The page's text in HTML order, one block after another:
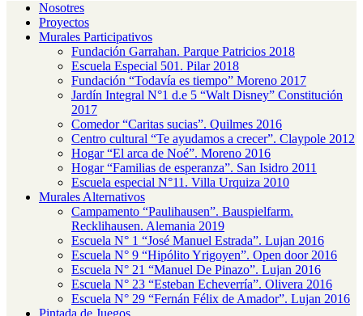
Nosotres
Proyectos
Murales Participativos
Fundación Garrahan. Parque Patricios 2018
Escuela Especial 501. Pilar 2018
Fundación “Todavía es tiempo” Moreno 2017
Jardín Integral N°1 d.e 5 “Walt Disney” Constitución
2017
Comedor “Caritas sucias”. Quilmes 2016
Centro cultural “Te ayudamos a crecer”. Claypole 2012
Hogar “El arca de Noé”. Moreno 2016
Hogar “Familias de esperanza”. San Isidro 2011
Escuela especial N°11. Villa Urquiza 2010
Murales Alternativos
Campamento “Paulihausen”. Bauspielfarm.
Recklihausen. Alemania 2019
Escuela N° 1 “José Manuel Estrada”. Lujan 2016
Escuela N° 9 “Hipólito Yrigoyen”. Open door 2016
Escuela N° 21 “Manuel De Pinazo”. Lujan 2016
Escuela N° 23 “Esteban Echeverría”. Olivera 2016
Escuela N° 29 “Fernán Félix de Amador”. Lujan 2016